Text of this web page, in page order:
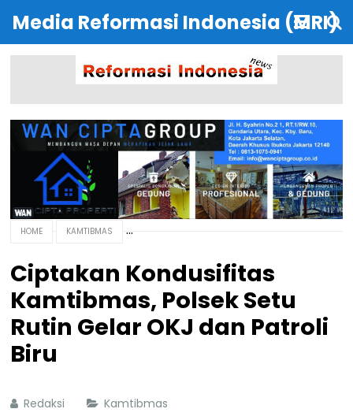
Media Reformasi Indonesia (MRI)
HOME KAMTIBMAS
Ciptakan Kondusifitas
Kamtibmas, Polsek Setu
Rutin Gelar OKJ dan Patroli
Biru
Redaksi Kamtibmas